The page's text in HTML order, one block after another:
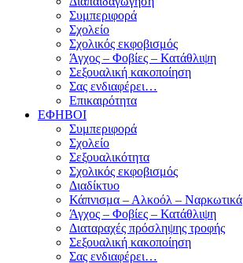
Συμπεριφορά
Σχολείο
Σχολικός εκφοβισμός
Άγχος – Φοβίες – Κατάθλιψη
Σεξουαλική κακοποίηση
Σας ενδιαφέρει…
Επικαιρότητα
ΕΦΗΒΟΙ
Συμπεριφορά
Σχολείο
Σεξουαλικότητα
Σχολικός εκφοβισμός
Διαδίκτυο
Κάπνισμα – Αλκοόλ – Ναρκωτικά
Άγχος – Φοβίες – Κατάθλιψη
Διαταραχές πρόσληψης τροφής
Σεξουαλική κακοποίηση
Σας ενδιαφέρει…